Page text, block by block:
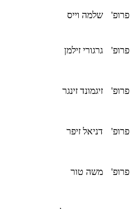
פרופ' שלמה וייס
פרופ' גרגורי זילמן
פרופ' זיגמונד זינגר
פרופ' דניאל זיפר
פרופ' משה טור